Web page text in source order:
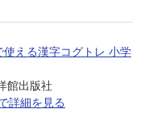
使える漢字コグトレ 小学
館出版社
詳細を見る